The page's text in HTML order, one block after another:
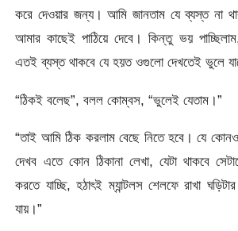
করে দেওয়ার জন্য। আমি জানতাম যে ব্যস্ত না
আমার কাছেই পাঠিয়ে দেবে। কিন্তু ভয়
এতই ব্যস্ত থাকবে যে হয়ত ওগুলো দেখতেই ভুলে
“ঠিকই বলেছ”, বলল কোম্বস, “ভুলেই যেতাম।”
“তাই আমি ঠিক করলাম বেছে নিতে হবে। যে
দেখব এতে কোন ঠিকানা লেখা, যেটা থাকবে
করতে যাচ্ছি, হঠাৎই ম্যান্টলস শেলফে রাখা
যায়।”